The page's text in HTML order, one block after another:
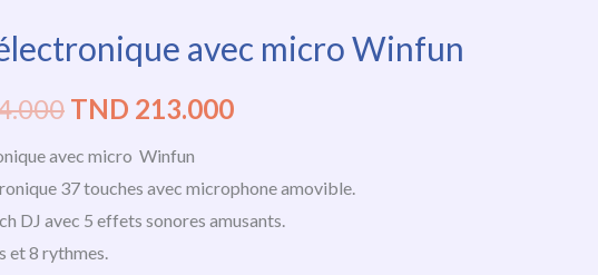
avec micro Winfun
initial
était :
TND
284.000.
TND 213.000
actuel
est :
213.000.
avec micro Winfun
37 touches avec microphone amovible.
DJ avec 5 effets sonores amusants.
et 8 rythmes.